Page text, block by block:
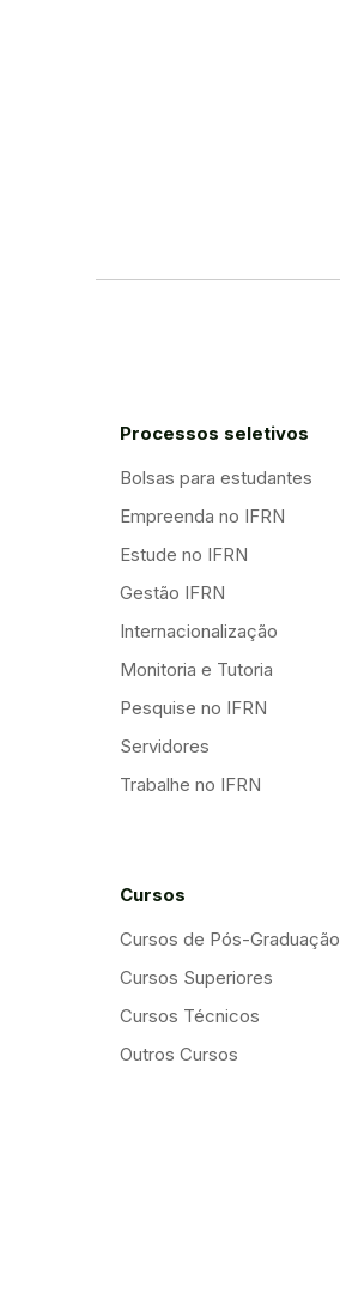
Processos seletivos
Bolsas para estudantes
Empreenda no IFRN
Estude no IFRN
Gestão IFRN
Internacionalização
Monitoria e Tutoria
Pesquise no IFRN
Servidores
Trabalhe no IFRN
Cursos
Cursos de Pós-Graduação
Cursos Superiores
Cursos Técnicos
Outros Cursos